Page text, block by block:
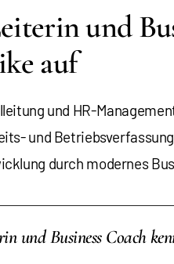
und
auf
und HR-
und
durch modernes
und Business Coach